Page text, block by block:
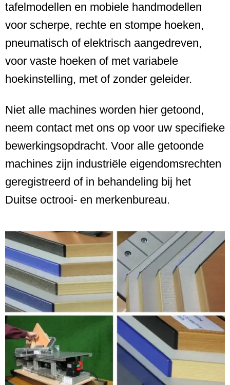
tafelmodellen en mobiele handmodellen
voor scherpe, rechte en stompe hoeken,
pneumatisch of elektrisch aangedreven,
voor vaste hoeken of met variabele
hoekinstelling, met of zonder geleider.
Niet alle machines worden hier getoond,
neem contact met ons op voor uw specifieke
bewerkingsopdracht. Voor alle getoonde
machines zijn industriële eigendomsrechten
geregistreerd of in behandeling bij het
Duitse octrooi- en merkenbureau.